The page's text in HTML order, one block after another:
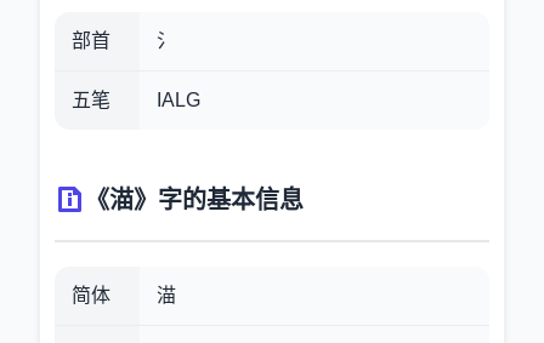
部首 氵
五笔 IALG
《渵》字的基本信息
简体 渵